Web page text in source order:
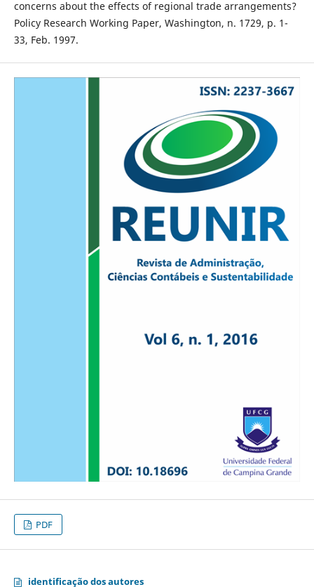
concerns about the effects of regional trade arrangements?
Policy Research Working Paper, Washington, n. 1729, p. 1-
33, Feb. 1997.
PDF
identificação dos autores